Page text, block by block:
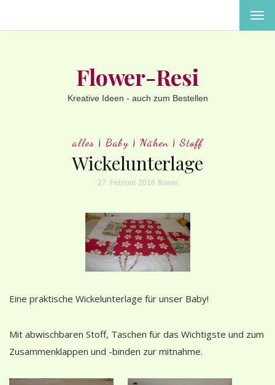
Flower-Resi
Kreative Ideen - auch zum Bestellen
alles | Baby | Nähen |Stoff
Wickelunterlage
27. Februar 2016 flower
Eine praktische Wickelunterlage für unser Baby!
Mit abwischbaren Stoff, Taschen für das Wichtigste und zum
Zusammenklappen und -binden zur mitnahme.